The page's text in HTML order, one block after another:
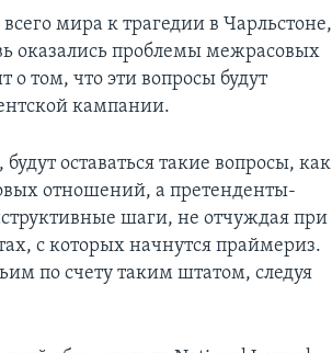
мира к трагедии в Чарльстоне,
оказались проблемы межрасовых
том, что эти вопросы будут
кампании.
оставаться такие вопросы, как
отношений, а претенденты-
шаги, не отчуждая при
с которых начнутся праймериз.
по счету таким штатом, следуя